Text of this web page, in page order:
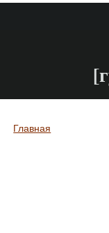
Вы здесь
Главная